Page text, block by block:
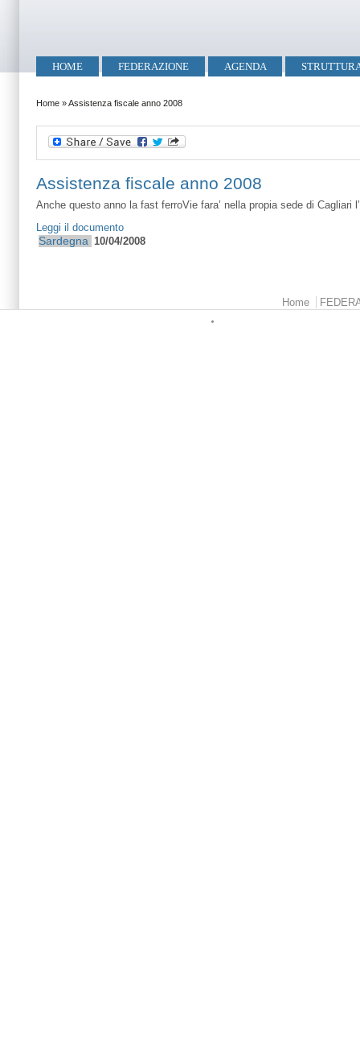
Menu principale
HOME FEDERAZIONE AGENDA
Tu sei qui
Home »Assistenza fiscale anno 2008
Assistenza fiscale anno 2008
Anche questo anno la fast ferroVie fara’ nella propia sede di
Leggi il documento
Sardegna 10/04/2008
Home